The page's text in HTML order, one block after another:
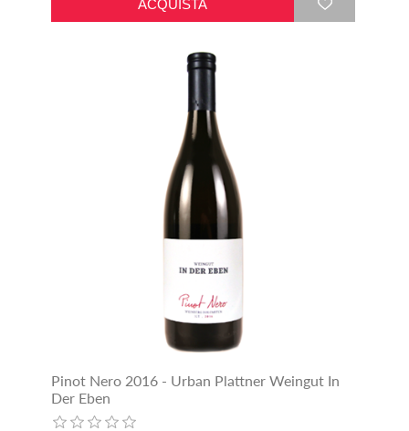
Pinot Nero 2016 - Urban Plattner Weingut In
Der Eben